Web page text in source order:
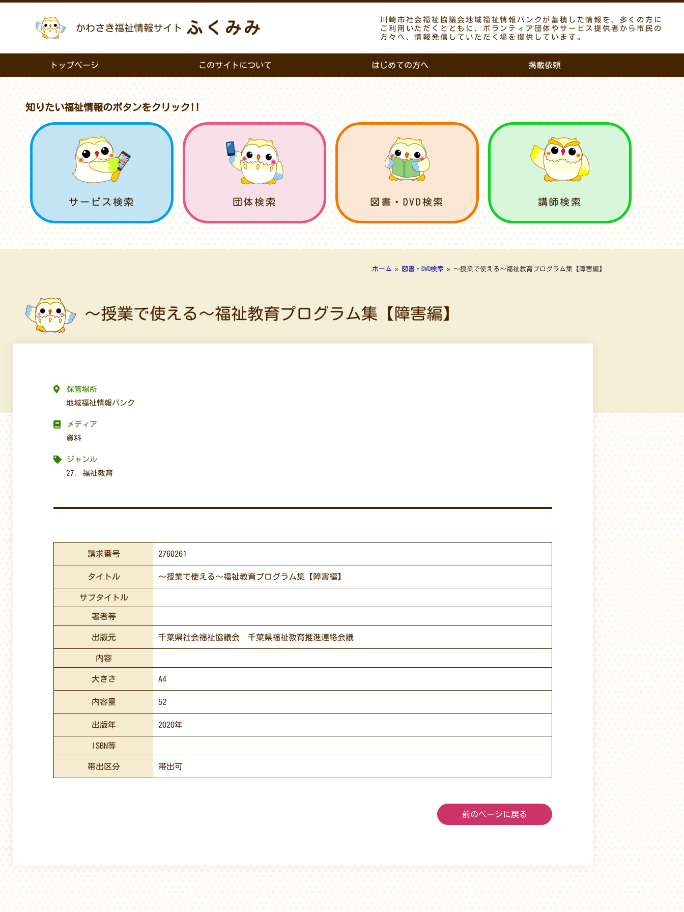
かわさき福祉情報サイト ふくみみ
川崎市社会福祉協議会地域福祉情報バンクが蓄積した情報を、多くの方に
ご利用いただくとともに、ボランティア団体やサービス提供者から市民の
方々へ、情報発信していただく場を提供しています。
トップページ このサイトについて はじめての方へ 掲載依頼
知りたい福祉情報のボタンをクリック!!
サービス検索 団体検索 図書・DVD検索 講師検索
ホーム » 図書・DVD検索 » ～授業で使える～福祉教育プログラム集【障害編】
～授業で使える～福祉教育プログラム集【障害編】
保管場所
地域福祉情報バンク
メディア
資料
ジャンル
27. 福祉教育
請求番号 2760261
タイトル ～授業で使える～福祉教育プログラム集【障害編】
サブタイトル
著者等
出版元 千葉県社会福祉協議会 千葉県福祉教育推進連絡会議
内容
大きさ A4
内容量 52
出版年 2020年
ISBN等
帯出区分 帯出可
前のページに戻る